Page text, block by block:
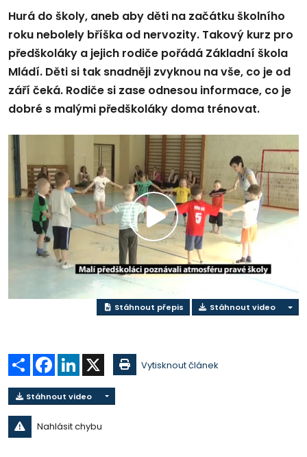
Hurá do školy, aneb aby děti na začátku školního
roku nebolely bříška od nervozity. Takový kurz pro
předškoláky a jejich rodiče pořádá Základní škola
Mládí. Děti si tak snadněji zvyknou na vše, co je od
září čeká. Rodiče si zase odnesou informace, co je
dobré s malými předškoláky doma trénovat.
Přehrát
video
Stáhnout přepis Stáhnout video
Sdílet Facebook
LinkedIn Vytisknout článek
Stáhnout video
Nahlásit chybu